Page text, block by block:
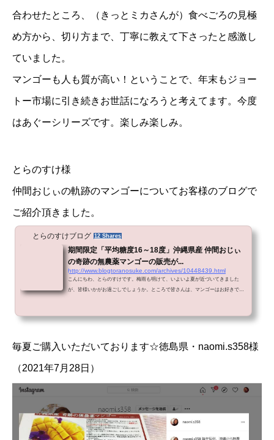
合わせたところ、（きっとミカさんが）食べごろの見極
め方から、切り方まで、丁寧に教えて下さったと感激し
ていました。
マンゴーも人も質が高い！ということで、年末もジョー
トー市場に引き続きお世話になろうと考えてます。今度
はあぐーシリーズです。楽しみ楽しみ。
とらのすけ様
仲間おじぃの軌跡のマンゴーについてお客様のブログで
ご紹介頂きました。
とらのすけブログ 12 Shares
期間限定「平均糖度16～18度」沖縄県産 仲間おじぃ
の奇跡の無農薬マンゴーの販売が...
http://www.blogtoranosuke.com/archives/10448439.html
こんにちわ、とらのすけです。梅雨も明けて、いよいよ夏が近づいてきました
が、皆様いかがお過ごしでしょうか。ところで皆さんは、マンゴーはお好きでし
毎夏ご購入いただいております☆徳島県・naomi.s358様
（2021年7月28日）